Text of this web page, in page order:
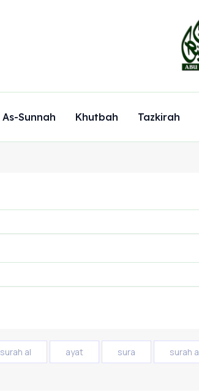
As-Sunnah Khutbah Tazkirah
surah al ayat sura surah a